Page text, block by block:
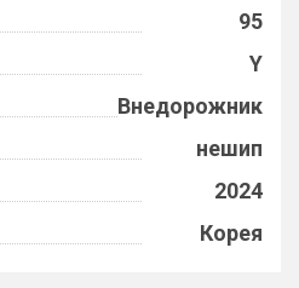
95
Y
Внедорожник
нешип
2024
Корея